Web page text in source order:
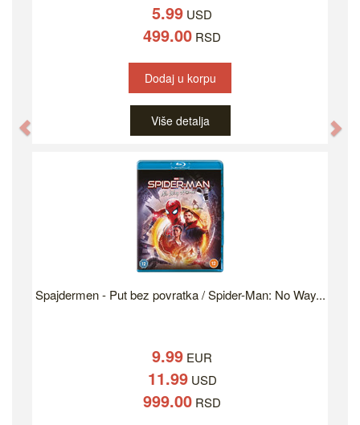
5.99 USD
499.00 RSD
Dodaj u korpu
Više detalja
Spajdermen - Put bez povratka / Spider-Man: No Way...
9.99 EUR
11.99USD
999.00 RSD